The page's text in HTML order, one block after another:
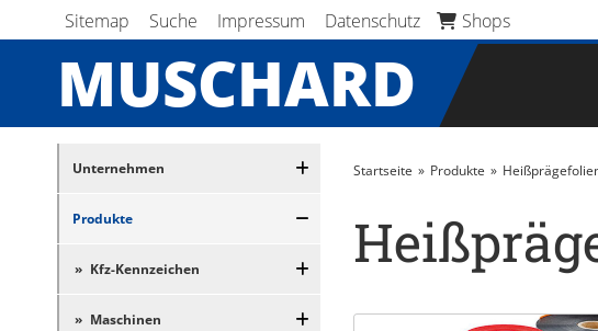
Sitemap Suche Impressum Datenschutz
Shops
MUSCHARD
Startseite Produkte
Navigation überspringen
Unternehmen
Produkte
Kfz-Kennzeichen
Maschinen